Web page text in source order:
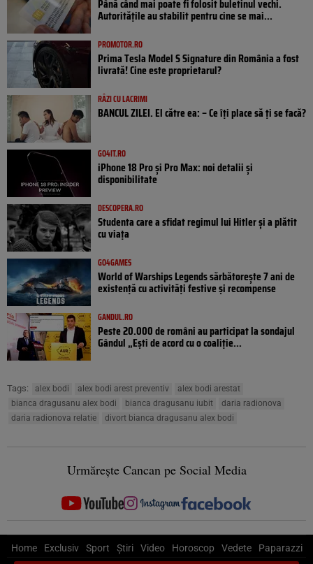
Până când mai poate fi folosit buletinul vechi.
Autoritățile au stabilit pentru cine se mai...
PROMOTOR.RO
Prima Tesla Model S Signature din România a fost
livrată! Cine este proprietarul?
RÂZI CU LACRIMI
BANCUL ZILEI. El către ea: – Ce îți place să ți se facă?
GO4IT.RO
iPhone 18 Pro și Pro Max: noi detalii și
disponibilitate
DESCOPERA.RO
Studenta care a sfidat regimul lui Hitler și a plătit
cu viața
GO4GAMES
World of Warships Legends sărbătorește 7 ani de
existență cu activități festive și recompense
GANDUL.RO
Peste 20.000 de români au participat la sondajul
Gândul „Ești de acord cu o coaliție...
Tags: alex bodi alex bodi arest preventiv
alex bodi arestat
bianca dragusanu alex bodi
bianca dragusanu iubit
daria radionova
daria radionova relatie
divort bianca dragusanu alex bodi
Urmărește Cancan pe Social Media
Home Exclusiv Sport Știri Video Horoscop Vedete Paparazzi